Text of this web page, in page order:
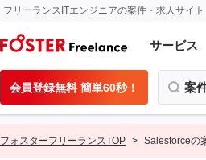
フリーランスITエンジニアの案件・求人サイト
サービス
会員登録無料 簡単60秒！ 案
フォスターフリーランスTOP Salesforceの